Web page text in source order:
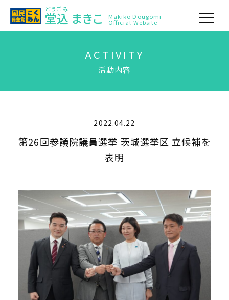
堂込
どうごみ
まきこ Makiko Dougomi
Official Website
ACTIVITY
活動内容
2022.04.22
第26回参議院議員選挙 茨城選挙区 立候補を
表明